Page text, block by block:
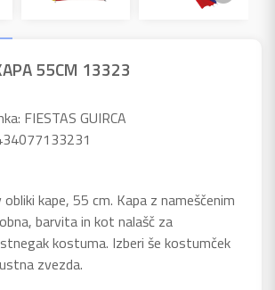
55CM 13323
FIESTAS GUIRCA
kape, 55 cm. Kapa z nameščenim
barvita in kot nalašč za
kostuma. Izberi še kostumček
zvezda.